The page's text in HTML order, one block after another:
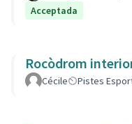
Acceptada
Rocòdrom
Cécile Pistes